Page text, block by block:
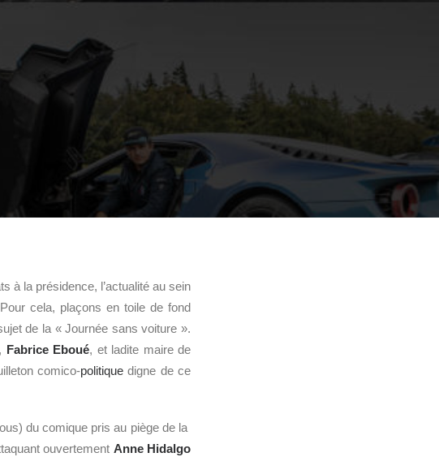
à la présidence, l’actualité au sein
cela, plaçons en toile de fond
de la « Journée sans voiture ».
Fabrice Eboué, et ladite maire de
comico-politique digne de ce
du comique pris au piège de la
ouvertement Anne Hidalgo